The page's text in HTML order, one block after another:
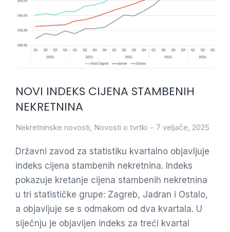
NOVI INDEKS CIJENA STAMBENIH
NEKRETNINA
Nekretninske novosti, Novosti o tvrtki 7 veljače, 2025
Državni zavod za statistiku kvartalno objavljuje
indeks cijena stambenih nekretnina. Indeks
pokazuje kretanje cijena stambenih nekretnina
u tri statističke grupe: Zagreb, Jadran i Ostalo,
a objavljuje se s odmakom od dva kvartala. U
siječnju je objavljen indeks za treći kvartal